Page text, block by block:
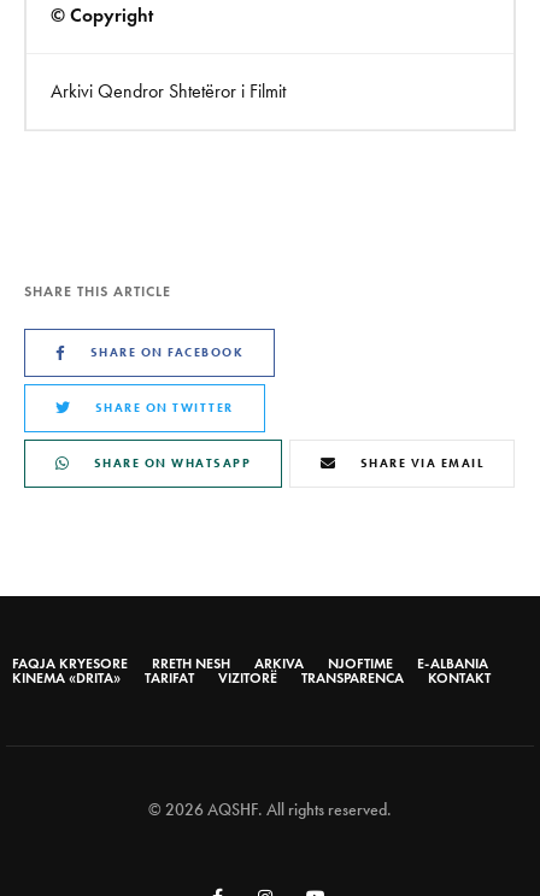
© Copyright
Arkivi Qendror Shtetëror i Filmit
SHARE THIS ARTICLE
SHARE ON FACEBOOK
SHARE ON TWITTER
SHARE ON WHATSAPP SHARE VIA EMAIL
FAQJA KRYESORE RRETH NESH ARKIVA NJOFTIME
E-ALBANIA
KINEMA «DRITA»
TARIFAT VIZITORË TRANSPARENCA KONTAKT
© 2026 AQSHF. All rights reserved.